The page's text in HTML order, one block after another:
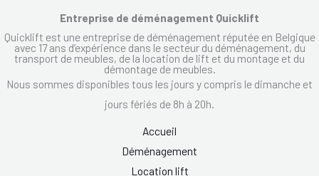
Entreprise de déménagement Quicklift
Quicklift est une entreprise de déménagement réputée en Belgique
avec 17 ans d’expérience dans le secteur du déménagement, du
transport de meubles, de la location de lift et du montage et du
démontage de meubles.
Nous sommes disponibles tous les jours y compris le dimanche et
jours fériés de 8h à 20h.
Accueil
Déménagement
Location lift